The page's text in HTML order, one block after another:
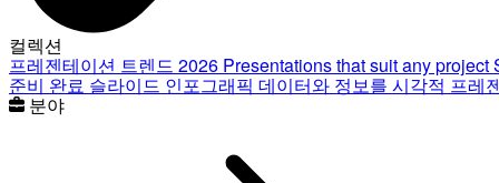
컬렉션
프레젠테이션 트렌드 2026 Presentations that suit any project
준비 완료 슬라이드 인포그래픽 데이터와 정보를 시각적 프레
분야